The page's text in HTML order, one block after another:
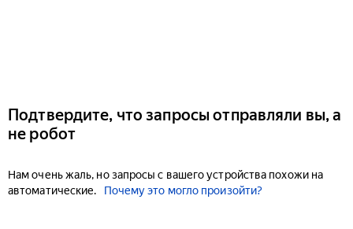
Подтвердите, что запросы отправляли вы, а
не робот
Нам очень жаль, но запросы с вашего устройства похожи на
автоматические.
Почему это могло произойти?